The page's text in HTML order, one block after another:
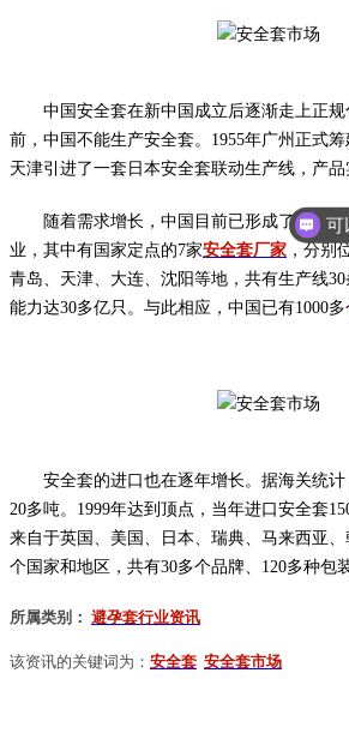
中国安全套在新中国成立后逐渐走上正规
前，中国不能生产安全套。 1955年广州正式筹
天津引进了一套日本安全套联动生产线，产品
随着需求增长，中国目前已形成了 300 多
业，其中有国家定点的7家安全套厂家 ，分别
青岛、天津、大连、沈阳等地，共有生产线30
能力达30多亿只。与此相应，中国已有1000多
安全套的进口也在逐年增长。据海关统计
20多吨。 1999年达到顶点，当年进口安全套
来自于英国、美国、日本、瑞典、马来西亚
个国家和地区，共有30多个品牌、 120多种包
所属类别： 避孕套行业资讯
该资讯的关键词为： 安全套 安全套市场